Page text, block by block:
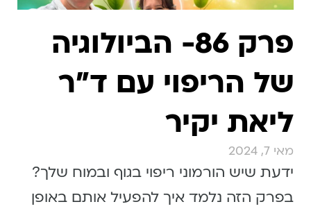
פרק 86- הביולוגיה
של הריפוי עם ד״ר
ליאת יקיר
מאי 7, 2024
ידעת שיש הורמוני ריפוי בגוף ובמוח שלך?
בפרק הזה נלמד איך להפעיל אותם באופן